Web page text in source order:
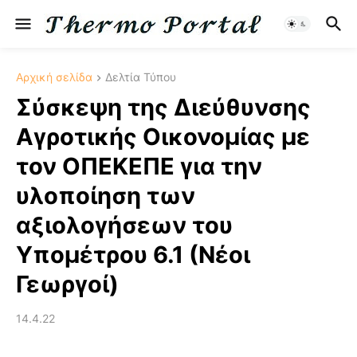
Αρχική σελίδα Δελτία Τύπου
Σύσκεψη της Διεύθυνσης
Αγροτικής Οικονομίας με
τον ΟΠΕΚΕΠΕ για την
υλοποίηση των
αξιολογήσεων του
Υπομέτρου 6.1 (Νέοι
Γεωργοί)
14.4.22